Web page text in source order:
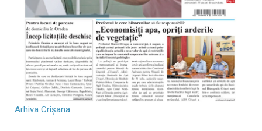
Arhiva Crișana